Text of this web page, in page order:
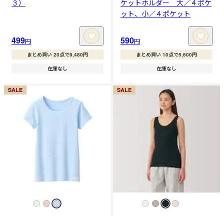
３）
499円
まとめ買い 20点で9,480円
在庫なし
ケットホルダー 大／４ポケ
ット、小／４ポケット
590円
まとめ買い 10点で5,600円
在庫なし
SALE SALE